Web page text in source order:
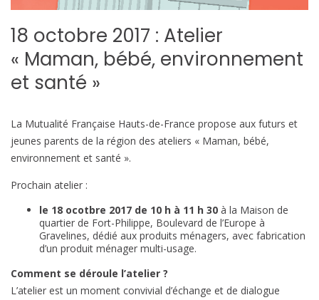
18 octobre 2017 : Atelier
« Maman, bébé, environnement
et santé »
La Mutualité Française Hauts-de-France propose aux futurs et
jeunes parents de la région des ateliers « Maman, bébé,
environnement et santé ».
Prochain atelier :
le 18 ocotbre 2017 de 10 h à 11 h 30 à la Maison de
quartier de Fort-Philippe, Boulevard de l’Europe à
Gravelines, dédié aux produits ménagers, avec fabrication
d’un produit ménager multi-usage.
Comment se déroule l’atelier ?
L’atelier est un moment convivial d’échange et de dialogue